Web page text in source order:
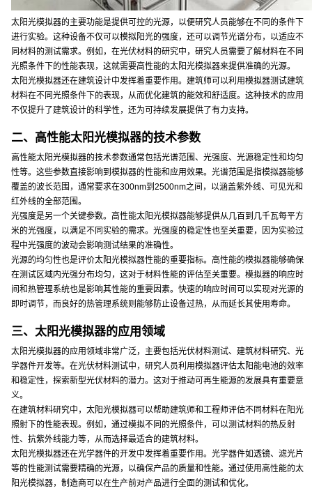
太阳光模拟器的主要功能是提供可控的光源，以便研究人员能够在不同的条件下
进行实验。这种设备不仅可以模拟阳光的强度，还可以调节光谱分布，以适应不
同材料的测试需求。例如，在光伏材料的研究中，研究人员需要了解材料在不同
光照条件下的性能表现，这就需要高性能的太阳光模拟器来提供准确的光源。
太阳光模拟器还在建筑设计中发挥着重要作用。建筑师可以利用模拟器测试建筑
材料在不同光照条件下的表现，从而优化建筑的能效和舒适度。这种技术的应用
不仅提升了建筑设计的科学性，还为可持续发展提供了有力支持。
二、高性能太阳光模拟器的技术参数
高性能太阳光模拟器的技术参数通常包括光谱范围、光强度、光源稳定性和均匀
性等。这些参数直接影响到模拟器的性能和应用效果。光谱范围是指模拟器能够
覆盖的波长范围，通常要求在300nm到2500nm之间，以涵盖紫外线、可见光和
红外线的全部范围。
光强度是另一个关键参数。高性能太阳光模拟器能够提供从几百到几千瓦每平方
米的光强度，以满足不同实验的需求。光强度的稳定性也至关重要，因为实验过
程中光强度的波动会影响测试结果的准确性。
光源的均匀性也是评价太阳光模拟器性能的重要指标。高性能的模拟器能够确保
在测试区域内光强分布均匀，这对于材料性能的评估至关重要。模拟器的响应时
间和热管理系统也是影响其性能的重要因素。快速的响应时间可以实现对光源的
即时调节，而良好的热管理系统则能够防止设备过热，从而延长其使用寿命。
三、太阳光模拟器的应用领域
太阳光模拟器的应用领域非常广泛，主要包括光伏材料测试、建筑材料研究、光
学器件开发等。在光伏材料测试中，研究人员利用模拟器评估太阳能电池的效率
和稳定性，探索新型光伏材料的潜力。这对于推动可再生能源的发展具有重要意
义。
在建筑材料研究中，太阳光模拟器可以帮助建筑师和工程师评估不同材料在阳光
照射下的性能表现。例如，通过模拟不同的光照条件，可以测试材料的热反射
性、抗紫外线能力等，从而选择最适合的建筑材料。
太阳光模拟器还在光学器件的开发中发挥着重要作用。光学器件如透镜、滤光片
等的性能测试需要精确的光源，以确保产品的质量和性能。通过使用高性能的太
阳光模拟器，制造商可以在生产前对产品进行全面的测试和优化。